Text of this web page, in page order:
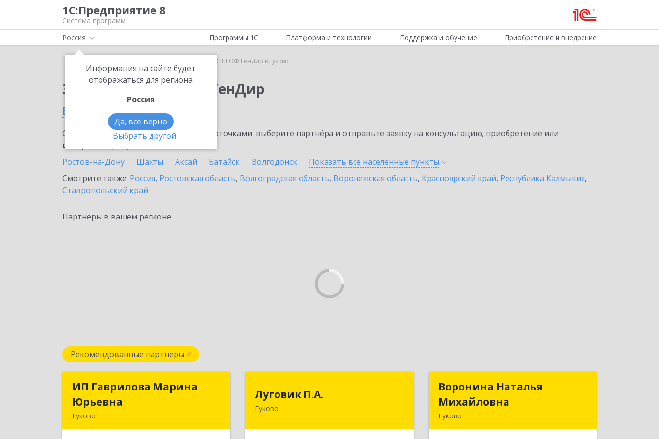
1С:Предприятие 8
Система программ
Россия
Информация на сайте будет
отображаться для региона
Россия
Да, все верно
Выбрать другой
Программы 1С Платформа и технологии Поддержка и обучение Приобретение и внедрение
Главная ИТС ПРОФ ГенДир в Гуково
Заказать ИТС ПРОФ ГенДир
в Гуково
Ознакомьтесь с информационными карточками, выберите партнёра и отправьте заявку на консультацию, приобретение или
внедрение продукта.
Ростов-на-Дону
Шахты Аксай Батайск Волгодонск Показать все населенные пункты
Смотрите также: Россия, Ростовская область, Волгоградская область, Воронежская область, Красноярский край, Республика Калмыкия,
Ставропольский край
Партнеры в вашем регионе:
Рекомендованные партнеры
ИП Гаврилова Марина
Юрьевна
Гуково
ИП Гаврилова Марина
Луговик П.А.
Гуково
Воронина Наталья
Михайловна
Гуково
Воронина Наталья